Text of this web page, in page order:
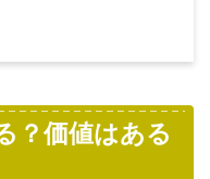
？価値はある